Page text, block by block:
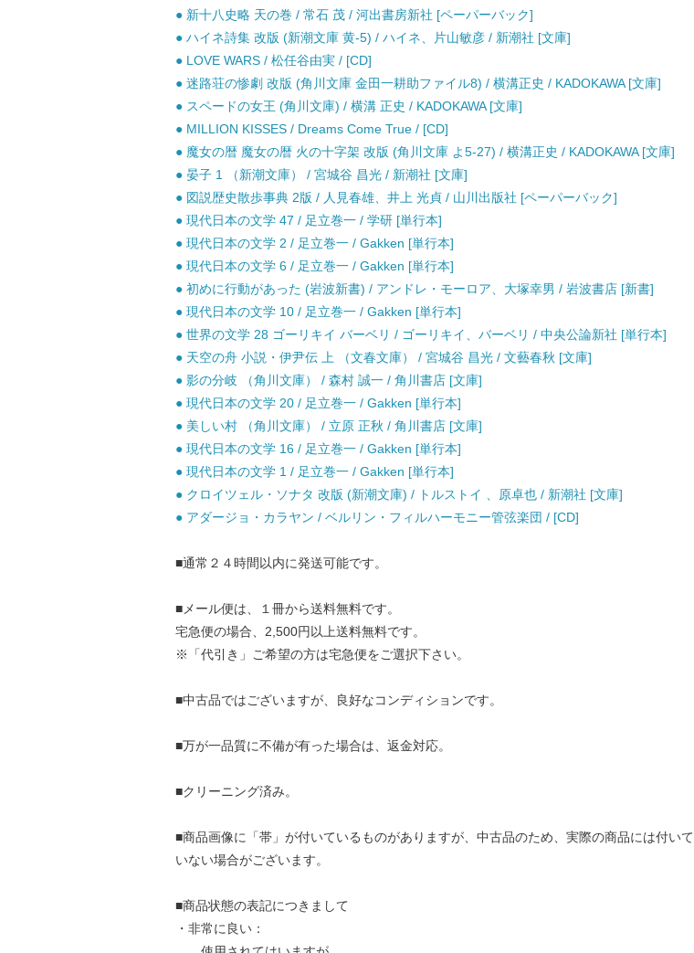
● 新十八史略 天の巻 / 常石 茂 / 河出書房新社 [ペーパーバック]
● ハイネ詩集 改版 (新潮文庫 黄-5) / ハイネ、片山敏彦 / 新潮社 [文庫]
● LOVE WARS / 松任谷由実 / [CD]
● 迷路荘の惨劇 改版 (角川文庫 金田一耕助ファイル8) / 横溝正史 / KADOKAWA [文庫]
● スペードの女王 (角川文庫) / 横溝 正史 / KADOKAWA [文庫]
● MILLION KISSES / Dreams Come True / [CD]
● 魔女の暦 魔女の暦 火の十字架 改版 (角川文庫 よ5-27) / 横溝正史 / KADOKAWA [文庫]
● 晏子 1 （新潮文庫） / 宮城谷 昌光 / 新潮社 [文庫]
● 図説歴史散歩事典 2版 / 人見春雄、井上 光貞 / 山川出版社 [ペーパーバック]
● 現代日本の文学 47 / 足立巻一 / 学研 [単行本]
● 現代日本の文学 2 / 足立巻一 / Gakken [単行本]
● 現代日本の文学 6 / 足立巻一 / Gakken [単行本]
● 初めに行動があった (岩波新書) / アンドレ・モーロア、大塚幸男 / 岩波書店 [新書]
● 現代日本の文学 10 / 足立巻一 / Gakken [単行本]
● 世界の文学 28 ゴーリキイ バーベリ / ゴーリキイ、バーベリ / 中央公論新社 [単行本]
● 天空の舟 小説・伊尹伝 上 （文春文庫） / 宮城谷 昌光 / 文藝春秋 [文庫]
● 影の分岐 （角川文庫） / 森村 誠一 / 角川書店 [文庫]
● 現代日本の文学 20 / 足立巻一 / Gakken [単行本]
● 美しい村 （角川文庫） / 立原 正秋 / 角川書店 [文庫]
● 現代日本の文学 16 / 足立巻一 / Gakken [単行本]
● 現代日本の文学 1 / 足立巻一 / Gakken [単行本]
● クロイツェル・ソナタ 改版 (新潮文庫) / トルストイ 、原卓也 / 新潮社 [文庫]
● アダージョ・カラヤン / ベルリン・フィルハーモニー管弦楽団 / [CD]
■通常２４時間以内に発送可能です。
■メール便は、１冊から送料無料です。
宅急便の場合、2,500円以上送料無料です。
※「代引き」ご希望の方は宅急便をご選択下さい。
■中古品ではございますが、良好なコンディションです。
■万が一品質に不備が有った場合は、返金対応。
■クリーニング済み。
■商品画像に「帯」が付いているものがありますが、中古品のため、実際の商品には付いて
いない場合がございます。
■商品状態の表記につきまして
・非常に良い：